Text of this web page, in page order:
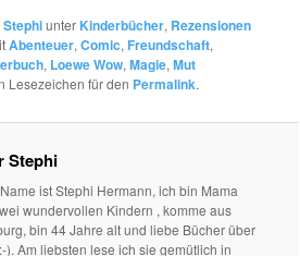
Stephiunter Kinderbücher, Rezensionen
Abenteuer,Comic, Freundschaft,
, Loewe Wow,Magie,Mut
Lesezeichen für den Permalink.
Stephi
ist Stephi Hermann, ich bin Mama
wundervollen Kindern , komme aus
bin 44 Jahre alt und liebe Bücher über
). Am liebsten lese ich sie gemütlich in